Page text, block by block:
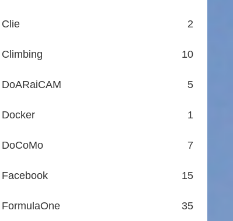
Clie 2
Climbing 10
DoARaiCAM 5
Docker 1
DoCoMo 7
Facebook 15
FormulaOne 35